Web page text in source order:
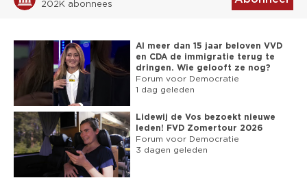
Vondeling of de PVV er in aanloop naar 29
Word lid: https://fvd.nl/wordlid
► NIEUWSBRIEF: https://www.fvd.nl/nu
► TELEGRAM: https://t.me/FVDNL
► FACEBOOK:
https://facebook.com/forumvoordemocratie
https://www.instagram.com/fvdnl/
► TWITTER:
https://twitter.com/fvdemocratie
https://www.tiktok.com/@forumvdemocratie/
202K abonnees
Al meer dan 15 jaar beloven VVD
en CDA de immigratie terug te
dringen. Wie gelooft ze nog?
Forum voor Democratie
1 dag geleden
Lidewij de Vos bezoekt nieuwe
leden! FVD Zomertour 2026
Forum voor Democratie
3 dagen geleden